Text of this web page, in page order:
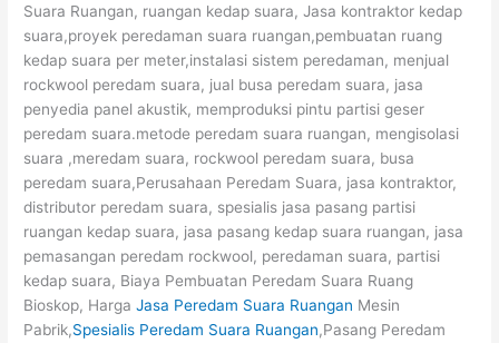
Suara Ruangan, ruangan kedap suara, Jasa kontraktor kedap
suara,proyek peredaman suara ruangan,pembuatan ruang
kedap suara per meter,instalasi sistem peredaman, menjual
rockwool peredam suara, jual busa peredam suara, jasa
penyedia panel akustik, memproduksi pintu partisi geser
peredam suara.metode peredam suara ruangan, mengisolasi
suara ,meredam suara, rockwool peredam suara, busa
peredam suara,Perusahaan Peredam Suara, jasa kontraktor,
distributor peredam suara, spesialis jasa pasang partisi
ruangan kedap suara, jasa pasang kedap suara ruangan, jasa
pemasangan peredam rockwool, peredaman suara, partisi
kedap suara, Biaya Pembuatan Peredam Suara Ruang
Bioskop, HargaJasa Peredam Suara Ruangan Mesin
Pabrik,Spesialis Peredam Suara Ruangan,Pasang Peredam